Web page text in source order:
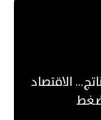
الاقتصاد